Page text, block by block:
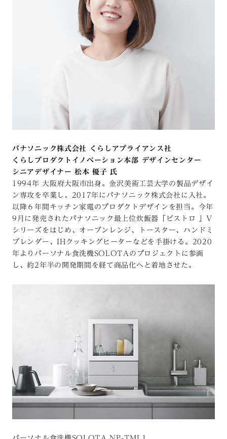
パナソニック株式会社 くらしアプライアンス社
くらしプロダクトイノベーション本部 デザインセンター
シニアデザイナー 松本 優子 氏
1994年 大阪府大阪市出身。金沢美術工芸大学の製品デザイ
ン専攻を卒業し、2017年にパナソニック株式会社に入社。
以降６年間キッチン家電のプロダクトデザインを担当。今年
9月に発売されたパナソニック最上位炊飯器「ビストロ 」V
シリーズをはじめ、オーブンレンジ、トースター、ハンドミ
ブレンダー、IHクッキングヒーターなどを手掛ける。2020
年よりパーソナル食洗機SOLOTAのプロジェクトに参画
し、約2年半の開発期間を経て商品化へと着地させた。